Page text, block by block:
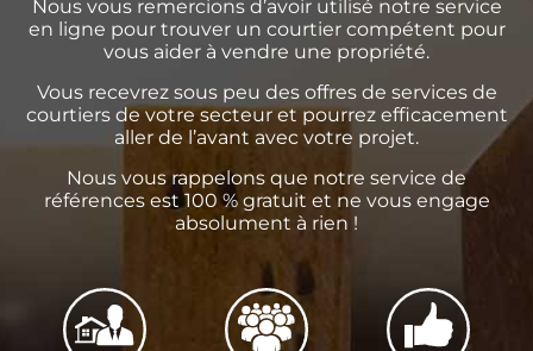
Nous vous remercions d’avoir utilisé notre service
en ligne pour trouver un courtier compétent pour
vous aider à vendre une propriété.
Vous recevrez sous peu des offres de services de
courtiers de votre secteur et pourrez efficacement
aller de l’avant avec votre projet.
Nous vous rappelons que notre service de
références est 100 % gratuit et ne vous engage
absolument à rien !